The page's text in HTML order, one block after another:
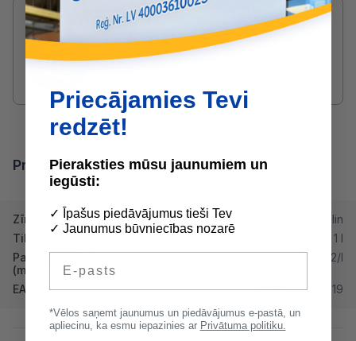
Radušies jautājumi par produktu?
SAZINIES AR SANDIJS BIRZNIEKS:
28684205
Produkta īpašības
Zīmols
Sadolin
Tilpums
1 l
Patēriņš 1 kārt.
(m2/l)
4-8 m2/l
EAN 7391306082719
Priecājamies Tevi
redzēt!
Pieraksties mūsu jaunumiem un
iegūsti:
✓ Īpašus piedāvājumus tieši Tev
✓ Jaunumus būvniecības nozarē
*Vēlos saņemt jaunumus un piedāvājumus e-pastā, un
apliecinu, ka esmu iepazinies ar Privātuma politiku.